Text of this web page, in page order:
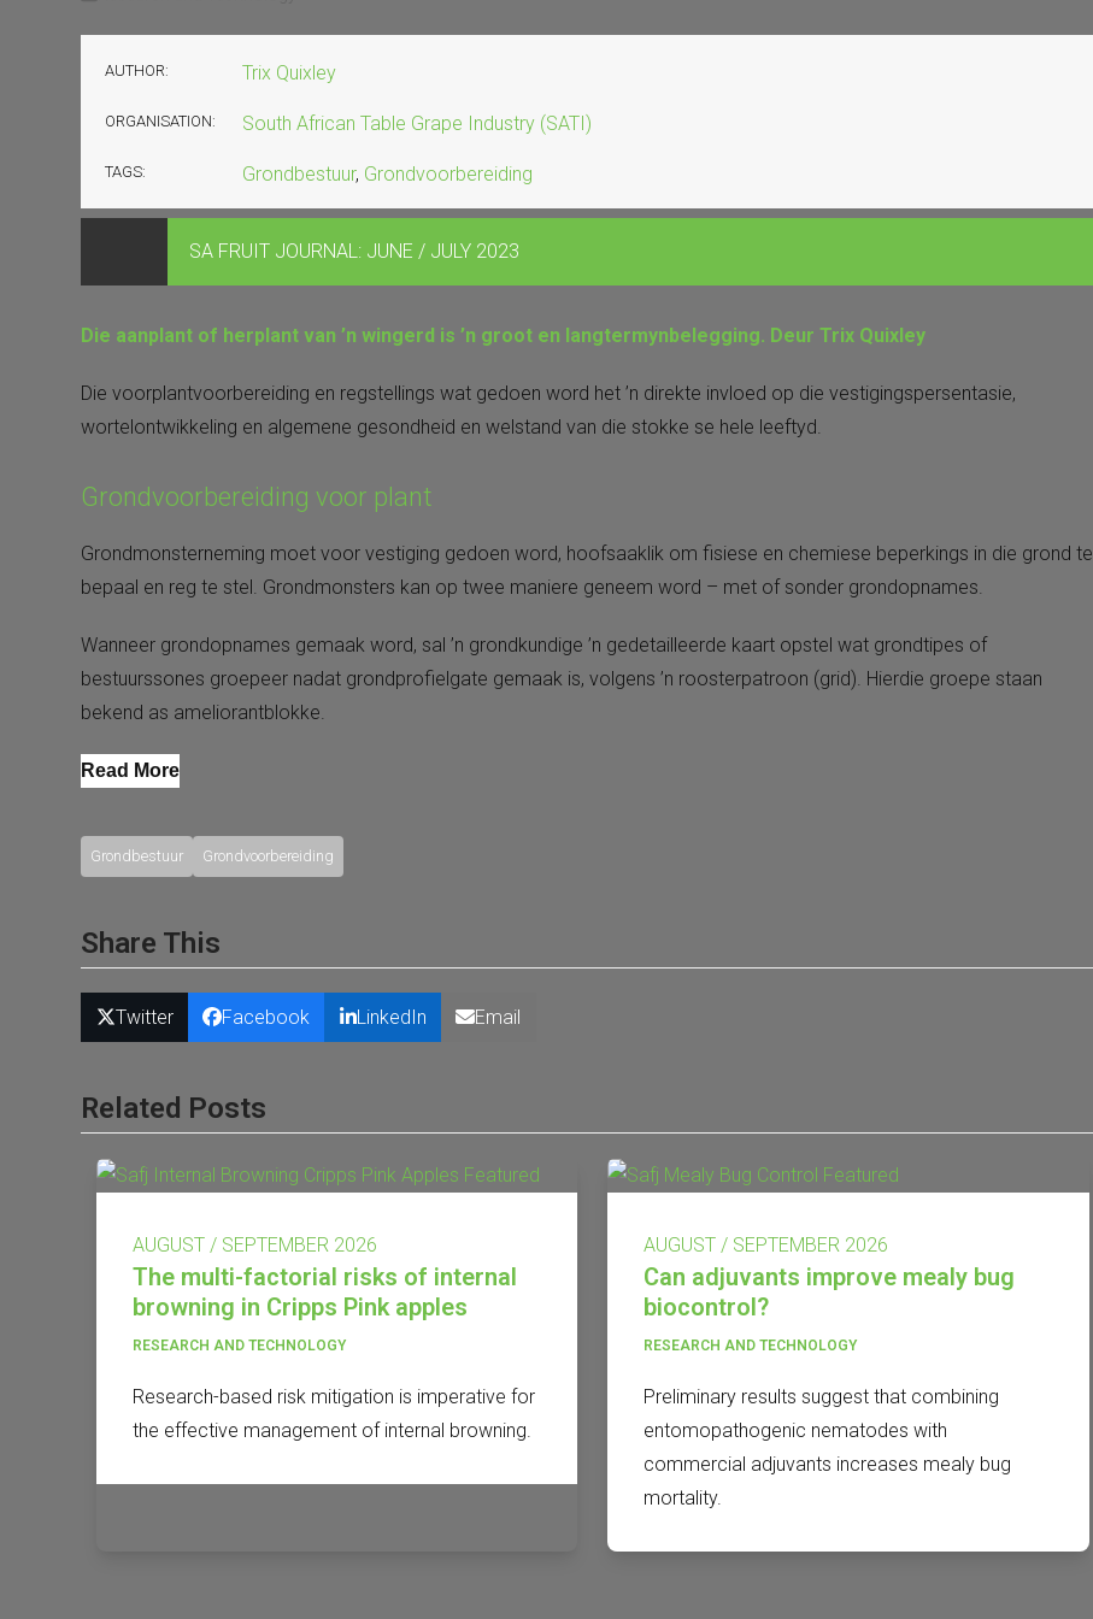
AUTHOR: Trix Quixley
ORGANISATION: South African Table Grape Industry (SATI)
TAGS: Grondbestuur, Grondvoorbereiding
SA FRUIT JOURNAL: JUNE / JULY 2023
Die aanplant of herplant van ’n wingerd is ’n groot en langtermynbelegging. Deur Trix Quixley
Die voorplantvoorbereiding en regstellings wat gedoen word het ’n direkte invloed op die vestigingspersentasie,
wortelontwikkeling en algemene gesondheid en welstand van die stokke se hele leeftyd.
Grondvoorbereiding voor plant
Grondmonsterneming moet voor vestiging gedoen word, hoofsaaklik om fisiese en chemiese beperkings in die grond te
bepaal en reg te stel. Grondmonsters kan op twee maniere geneem word – met of sonder grondopnames.
Wanneer grondopnames gemaak word, sal ’n grondkundige ’n gedetailleerde kaart opstel wat grondtipes of
bestuurssones groepeer nadat grondprofielgate gemaak is, volgens ’n roosterpatroon (grid). Hierdie groepe staan
bekend as ameliorantblokke.
Read More
Grondbestuur Grondvoorbereiding
Share This
Twitter Facebook LinkedIn Email
Related Posts
AUGUST / SEPTEMBER 2026
The multi-factorial risks of internal
browning in Cripps Pink apples
RESEARCH AND TECHNOLOGY
Research-based risk mitigation is imperative for
the effective management of internal browning.
AUGUST / SEPTEMBER 2026
Can adjuvants improve mealy bug
biocontrol?
RESEARCH AND TECHNOLOGY
Preliminary results suggest that combining
entomopathogenic nematodes with
commercial adjuvants increases mealy bug
mortality.